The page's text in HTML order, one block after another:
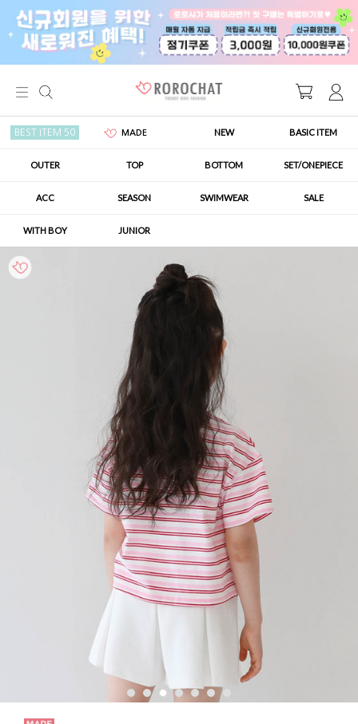
BEST ITEM 50 MADE NEW BASIC ITEM
OUTER TOP BOTTOM SET/ONEPIECE
ACC SEASON SWIMWEAR SALE
WITH BOY JUNIOR